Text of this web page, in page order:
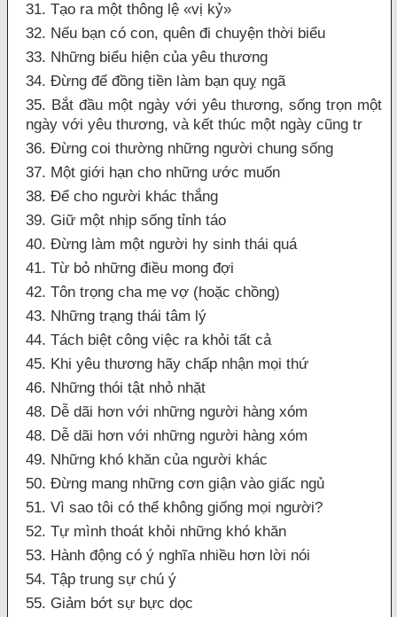
31. Tạo ra một thông lệ «vị kỷ»
32. Nếu bạn có con, quên đi chuyện thời biểu
33. Những biểu hiện của yêu thương
34. Đừng để đồng tiền làm bạn quỵ ngã
35. Bắt đầu một ngày với yêu thương, sống trọn một
ngày với yêu thương, và kết thúc một ngày cũng tr
36. Đừng coi thường những người chung sống
37. Một giới hạn cho những ước muốn
38. Để cho người khác thắng
39. Giữ một nhịp sống tỉnh táo
40. Đừng làm một người hy sinh thái quá
41. Từ bỏ những điều mong đợi
42. Tôn trọng cha mẹ vợ (hoặc chồng)
43. Những trạng thái tâm lý
44. Tách biệt công việc ra khỏi tất cả
45. Khi yêu thương hãy chấp nhận mọi thứ
46. Những thói tật nhỏ nhặt
48. Dễ dãi hơn với những người hàng xóm
48. Dễ dãi hơn với những người hàng xóm
49. Những khó khăn của người khác
50. Đừng mang những cơn giận vào giấc ngủ
51. Vì sao tôi có thể không giống mọi người?
52. Tự mình thoát khỏi những khó khăn
53. Hành động có ý nghĩa nhiều hơn lời nói
54. Tập trung sự chú ý
55. Giảm bớt sự bực dọc